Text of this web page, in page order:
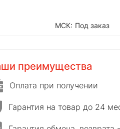
МСК: Под заказ
преимущества
Оплата при получении
Гарантия на товар до 24